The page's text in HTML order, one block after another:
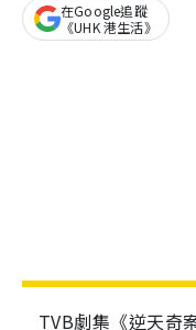
在Google追蹤
《UHK 港生活》
TVB劇集《逆天奇